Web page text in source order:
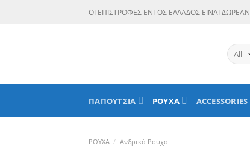
ΟΙ ΕΠΙΣΤΡΟΦΕΣ ΕΝΤΟΣ ΕΛΛΑΔΟΣ ΕΙΝΑΙ ΔΩΡΕΑΝ
ΠΑΠΟΥΤΣΙΑ ΡΟΥΧΑ ACCESSORIES
ΡΟΥΧΑ / Ανδρικά Ρούχα